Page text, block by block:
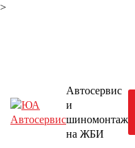
>
Автосервис
и
шиномонтаж
на ЖБИ